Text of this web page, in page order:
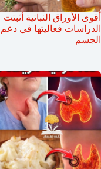
أقوى الأوراق النباتية أثبتت
الدراسات فعاليتها في دعم
الجسم